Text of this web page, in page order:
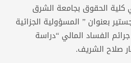
الحقوق بجامعة الشرق
بعنوان ” المسؤولية الجزائية
الفساد المالي “دراسة
صلاح الشريف.